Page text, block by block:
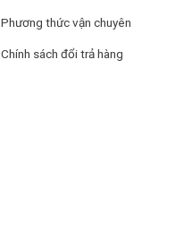
Phương thức vận chuyên
Chính sách đổi trả hàng